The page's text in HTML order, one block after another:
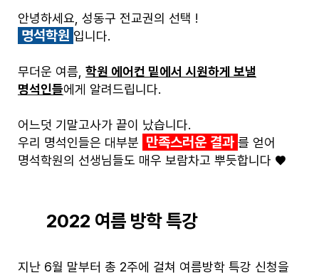
안녕하세요, 성동구 전교권의 선택 !
명석학원 입니다.
무더운 여름, 학원 에어컨 밑에서 시원하게 보낼
명석인들에게 알려드립니다.
어느덧 기말고사가 끝이 났습니다.
우리 명석인들은 대부분 만족스러운 결과 를 얻어
명석학원의 선생님들도 매우 보람차고 뿌듯합니다 ♥
2022 여름 방학 특강
지난 6월 말부터 총 2주에 걸쳐 여름방학 특강 신청을